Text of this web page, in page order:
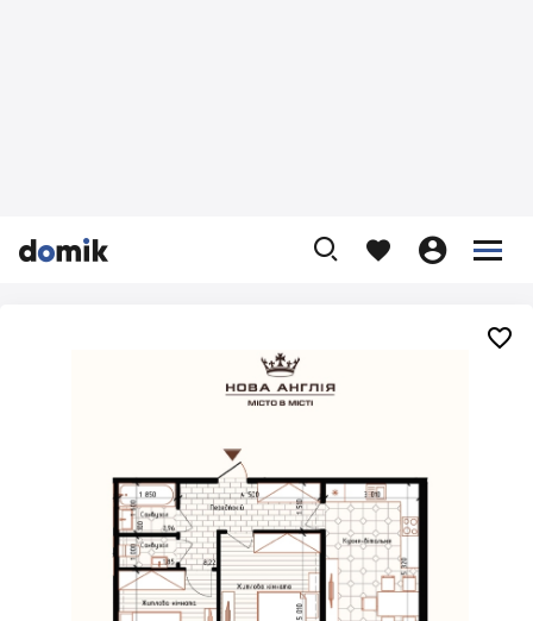


    


